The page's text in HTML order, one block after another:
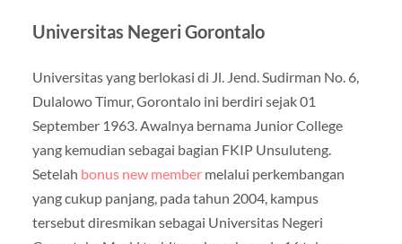
Universitas Negeri Gorontalo
Universitas yang berlokasi di Jl. Jend. Sudirman No. 6,
Dulalowo Timur, Gorontalo ini berdiri sejak 01
September 1963. Awalnya bernama Junior College
yang kemudian sebagai bagian FKIP Unsuluteng.
Setelah bonus new membermelalui perkembangan
yang cukup panjang, pada tahun 2004, kampus
tersebut diresmikan sebagai Universitas Negeri